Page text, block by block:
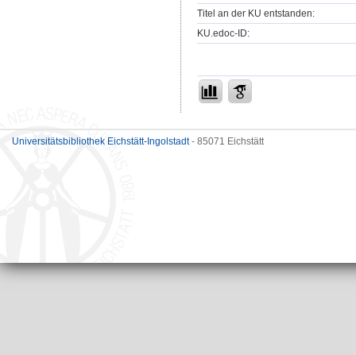
Titel an der KU entstanden:
KU.edoc-ID:
Universitätsbibliothek Eichstätt-Ingolstadt- 85071 Eichstätt